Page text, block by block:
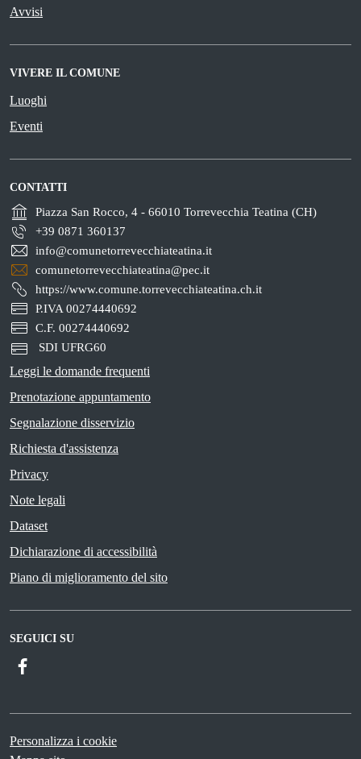
Avvisi
VIVERE IL COMUNE
Luoghi
Eventi
CONTATTI
Piazza San Rocco, 4 - 66010 Torrevecchia Teatina (CH)
+39 0871 360137
info@comunetorrevecchiateatina.it
comunetorrevecchiateatina@pec.it
https://www.comune.torrevecchiateatina.ch.it
P.IVA 00274440692
C.F. 00274440692
SDI UFRG60
Leggi le domande frequenti
Prenotazione appuntamento
Segnalazione disservizio
Richiesta d'assistenza
Privacy
Note legali
Dataset
Dichiarazione di accessibilità
Piano di miglioramento del sito
SEGUICI SU
Personalizza i cookie